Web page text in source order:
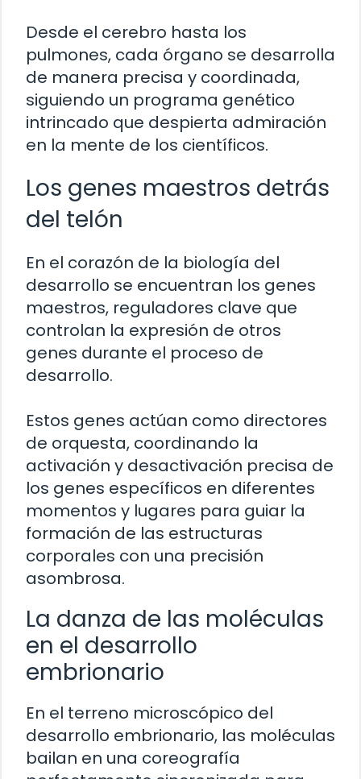
Desde el cerebro hasta los
pulmones, cada órgano se desarrolla
de manera precisa y coordinada,
siguiendo un programa genético
intrincado que despierta admiración
en la mente de los científicos.
Los genes maestros detrás
del telón
En el corazón de la biología del
desarrollo se encuentran los genes
maestros, reguladores clave que
controlan la expresión de otros
genes durante el proceso de
desarrollo.
Estos genes actúan como directores
de orquesta, coordinando la
activación y desactivación precisa de
los genes específicos en diferentes
momentos y lugares para guiar la
formación de las estructuras
corporales con una precisión
asombrosa.
La danza de las moléculas
en el desarrollo
embrionario
En el terreno microscópico del
desarrollo embrionario, las moléculas
bailan en una coreografía